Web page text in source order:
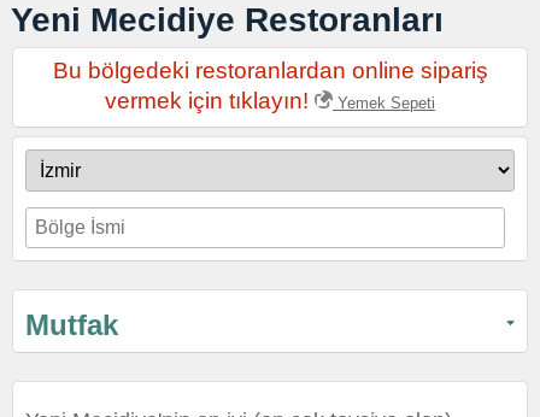
Yeni Mecidiye Restoranları
Bu bölgedeki restoranlardan online sipariş
vermek için tıklayın!
Yemek Sepeti
Mutfak